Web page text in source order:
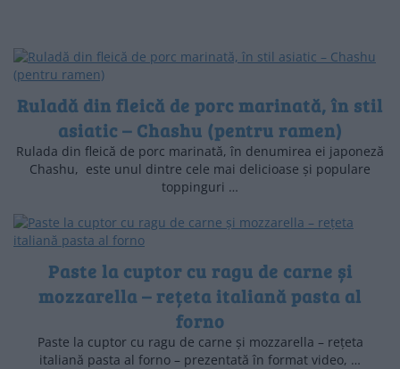
Ruladă din fleică de porc marinată, în stil
asiatic – Chashu (pentru ramen)
Rulada din fleică de porc marinată, în denumirea ei japoneză
Chashu, este unul dintre cele mai delicioase și populare
toppinguri …
Paste la cuptor cu ragu de carne și
mozzarella – rețeta italiană pasta al
forno
Paste la cuptor cu ragu de carne și mozzarella – rețeta
italiană pasta al forno – prezentată în format video, …